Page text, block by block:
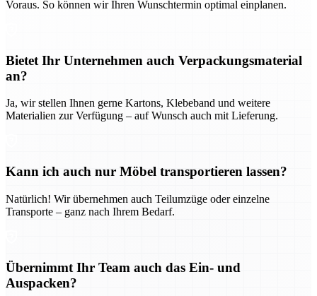
Voraus. So können wir Ihren Wunschtermin optimal einplanen.
Bietet Ihr Unternehmen auch Verpackungsmaterial
an?
Ja, wir stellen Ihnen gerne Kartons, Klebeband und weitere
Materialien zur Verfügung – auf Wunsch auch mit Lieferung.
Kann ich auch nur Möbel transportieren lassen?
Natürlich! Wir übernehmen auch Teilumzüge oder einzelne
Transporte – ganz nach Ihrem Bedarf.
Übernimmt Ihr Team auch das Ein- und
Auspacken?